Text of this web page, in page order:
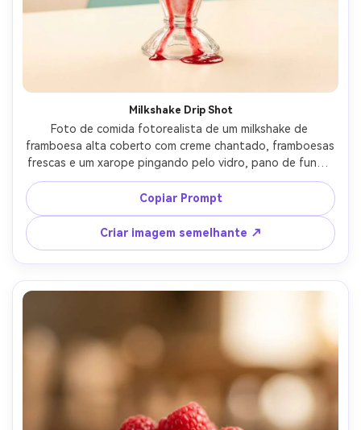
Milkshake Drip Shot
Foto de comida fotorealista de um milkshake de
framboesa alta coberto com creme chantado, framboesas
frescas e um xarope pingando pelo vidro, pano de fundo
pastel suavemente borrado, iluminação softbox brilhante,
tirado em Nikon Z6 II, lente de 50 mm, f/2.8, destaques
nítidos, classificação de cores lúdica, composição pronta
para publicidade-AR 4:5
Copiar Prompt
Criar imagem semelhante ↗